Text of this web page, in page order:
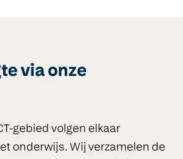
via onze
gebied volgen elkaar
onderwijs. Wij verzamelen de